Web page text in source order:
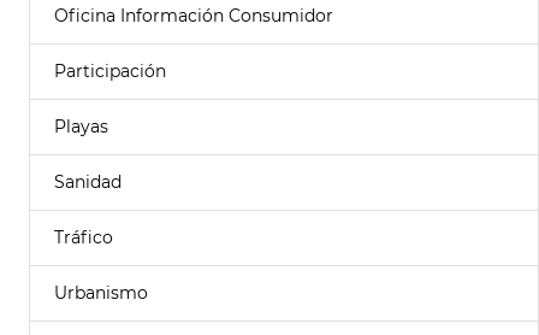
Oficina Información Consumidor
Participación
Playas
Sanidad
Tráfico
Urbanismo